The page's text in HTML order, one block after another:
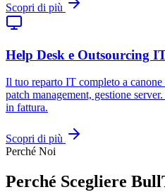
Scopri di più
Help Desk e Outsourcing
Il tuo reparto IT completo a
patch management, gestione
in fattura.
Scopri di più
Perché Noi
Perché Scegliere